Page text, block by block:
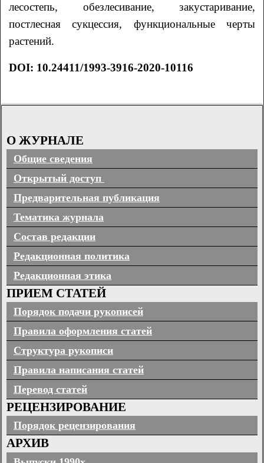
лесостепь, обезлесивание, закустаривание,
постлесная сукцессия, функциональные черты
растений.
DOI: 10.24411/1993-3916-2020-10116
О ЖУРНАЛЕ
Общие сведения
Открытый доступ
Предварительная публикация
Тематика журнала
Состав редакции
Редакционная политика
Редакционная этика
ПРИЕМ СТАТЕЙ
Порядок подачи рукописей
Правила оформления статей
Структура рукописи
Правила написания статей
Перевод статей
РЕЦЕНЗИРОВАНИЕ
Порядок рецензирования
АРХИВ